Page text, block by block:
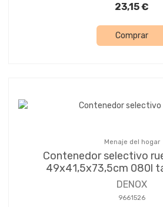
23,15 €
Comprar
Menaje del hogar
Contenedor selectivo
49x41,5x73,5cm 080l
DENOX
9661526